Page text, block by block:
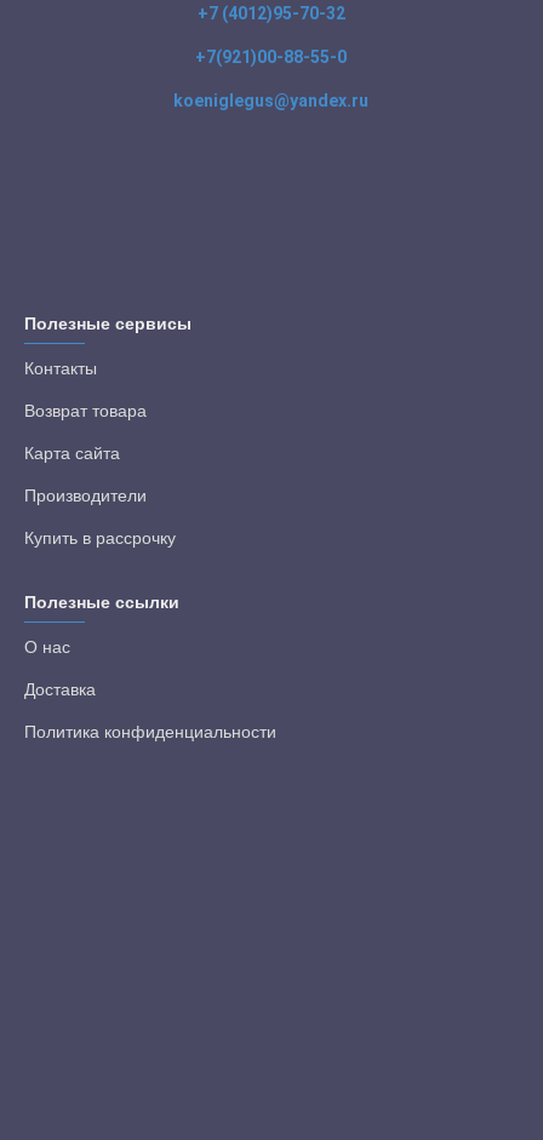
+7 (4012)95-70-32
+7(921)00-88-55-0
koeniglegus@yandex.ru
Полезные сервисы
Контакты
Возврат товара
Карта сайта
Производители
Купить в рассрочку
Полезные ссылки
О нас
Доставка
Политика конфиденциальности